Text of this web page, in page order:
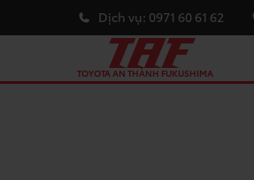
Dịch vụ: 0971 60 61 62
TOYOTA AN THÀNH FUKUSHIMA